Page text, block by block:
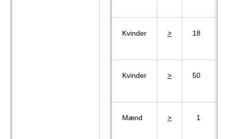
Kvinder > 18
Kvinder > 50
Mænd > 1